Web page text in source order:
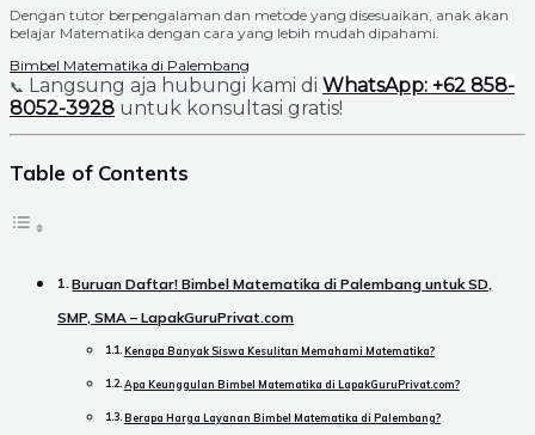
Dengan tutor berpengalaman dan metode yang disesuaikan, anak akan
belajar Matematika dengan cara yang lebih mudah dipahami.
Bimbel Matematika di Palembang
📞 Langsung aja hubungi kami di WhatsApp: +62 858-
8052-3928 untuk konsultasi gratis!
Table of Contents
Buruan Daftar! Bimbel Matematika di Palembang untuk SD,
SMP, SMA – LapakGuruPrivat.com
Kenapa Banyak Siswa Kesulitan Memahami Matematika?
Apa Keunggulan Bimbel Matematika di LapakGuruPrivat.com?
Berapa Harga Layanan Bimbel Matematika di Palembang?